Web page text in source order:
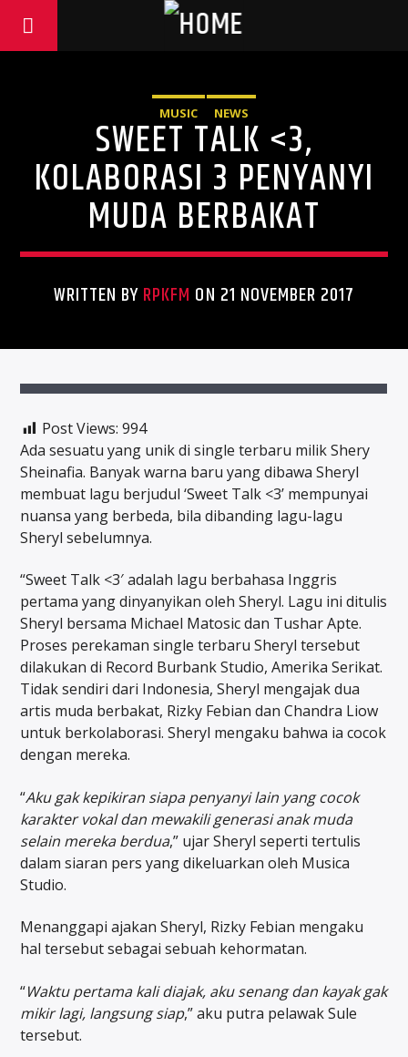
MUSIC NEWS
SWEET TALK <3,
KOLABORASI 3 PENYANYI
MUDA BERBAKAT
WRITTEN BYRPKFM ON 21 NOVEMBER 2017
Post Views: 994
Ada sesuatu yang unik di single terbaru milik Shery
Sheinafia. Banyak warna baru yang dibawa Sheryl
membuat lagu berjudul ‘Sweet Talk <3’ mempunyai
nuansa yang berbeda, bila dibanding lagu-lagu
Sheryl sebelumnya.
“Sweet Talk <3′ adalah lagu berbahasa Inggris
pertama yang dinyanyikan oleh Sheryl. Lagu ini ditulis
Sheryl bersama Michael Matosic dan Tushar Apte.
Proses perekaman single terbaru Sheryl tersebut
dilakukan di Record Burbank Studio, Amerika Serikat.
Tidak sendiri dari Indonesia, Sheryl mengajak dua
artis muda berbakat, Rizky Febian dan Chandra Liow
untuk berkolaborasi. Sheryl mengaku bahwa ia cocok
dengan mereka.
“Aku gak kepikiran siapa penyanyi lain yang cocok
karakter vokal dan mewakili generasi anak muda
selain mereka berdua,” ujar Sheryl seperti tertulis
dalam siaran pers yang dikeluarkan oleh Musica
Studio.
Menanggapi ajakan Sheryl, Rizky Febian mengaku
hal tersebut sebagai sebuah kehormatan.
“Waktu pertama kali diajak, aku senang dan kayak gak
mikir lagi, langsung siap,” aku putra pelawak Sule
tersebut.